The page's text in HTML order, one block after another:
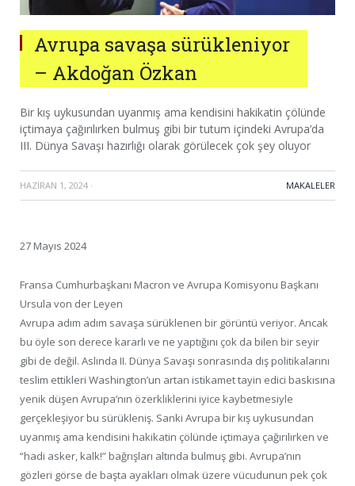
Avrupa savaşa sürükleniyor
– Akdoğan Özkan
Bir kış uykusundan uyanmış ama kendisini hakikatin çölünde
içtimaya çağırılırken bulmuş gibi bir tutum içindeki Avrupa’da
III. Dünya Savaşı hazırlığı olarak görülecek çok şey oluyor
HAZIRAN 1, 2024 · MAKALELER
27 Mayıs 2024
Fransa Cumhurbaşkanı Macron ve Avrupa Komisyonu Başkanı
Ursula von der Leyen
Avrupa adım adım savaşa sürüklenen bir görüntü veriyor. Ancak
bu öyle son derece kararlı ve ne yaptığını çok da bilen bir seyir
gibi de değil. Aslında II. Dünya Savaşı sonrasında dış politikalarını
teslim ettikleri Washington’un artan istikamet tayin edici baskısına
yenik düşen Avrupa’nın özerkliklerini iyice kaybetmesiyle
gerçekleşiyor bu sürükleniş. Sanki Avrupa bir kış uykusundan
uyanmış ama kendisini hakikatin çölünde içtimaya çağırılırken ve
“hadi asker, kalk!” bağrışları altında bulmuş gibi. Avrupa’nın
gözleri görse de başta ayakları olmak üzere vücudunun pek çok